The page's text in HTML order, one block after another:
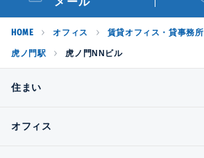
HOME オフィス 賃貸オフィス・貸事務所
虎ノ門駅 虎ノ門NNビル
住まい
オフィス